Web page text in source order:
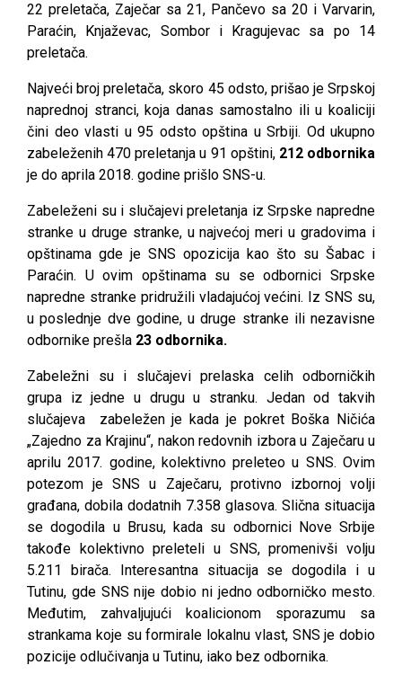
22 preletača, Zaječar sa 21, Pančevo sa 20 i Varvarin,
Paraćin, Knjaževac, Sombor i Kragujevac sa po 14
preletača.
Najveći broj preletača, skoro 45 odsto, prišao je Srpskoj
naprednoj stranci, koja danas samostalno ili u koaliciji
čini deo vlasti u 95 odsto opština u Srbiji. Od ukupno
zabeleženih 470 preletanja u 91 opštini, 212 odbornika
je do aprila 2018. godine prišlo SNS-u.
Zabeleženi su i slučajevi preletanja iz Srpske napredne
stranke u druge stranke, u najvećoj meri u gradovima i
opštinama gde je SNS opozicija kao što su Šabac i
Paraćin. U ovim opštinama su se odbornici Srpske
napredne stranke pridružili vladajućoj većini. Iz SNS su,
u poslednje dve godine, u druge stranke ili nezavisne
odbornike prešla 23 odbornika.
Zabeležni su i slučajevi prelaska celih odborničkih
grupa iz jedne u drugu u stranku. Jedan od takvih
slučajeva zabeležen je kada je pokret Boška Ničića
„Zajedno za Krajinu“, nakon redovnih izbora u Zaječaru u
aprilu 2017. godine, kolektivno preleteo u SNS. Ovim
potezom je SNS u Zaječaru, protivno izbornoj volji
građana, dobila dodatnih 7.358 glasova. Slična situacija
se dogodila u Brusu, kada su odbornici Nove Srbije
takođe kolektivno preleteli u SNS, promenivši volju
5.211 birača. Interesantna situacija se dogodila i u
Tutinu, gde SNS nije dobio ni jedno odborničko mesto.
Međutim, zahvaljujući koalicionom sporazumu sa
strankama koje su formirale lokalnu vlast, SNS je dobio
pozicije odlučivanja u Tutinu, iako bez odbornika.